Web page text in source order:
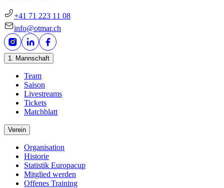
+41 71 223 11 08
info@otmar.ch
1. Mannschaft
Team
Saison
Livestreams
Tickets
Matchblatt
Verein
Organisation
Historie
Statistik Europacup
Mitglied werden
Offenes Training